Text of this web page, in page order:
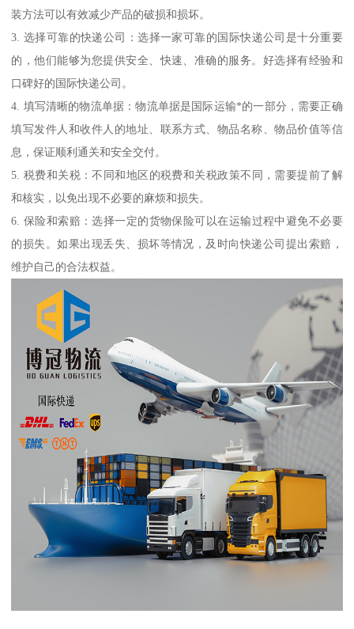
装方法可以有效减少产品的破损和损坏。
3. 选择可靠的快递公司：选择一家可靠的国际快递公司是十分重要
的，他们能够为您提供安全、快速、准确的服务。好选择有经验和
口碑好的国际快递公司。
4. 填写清晰的物流单据：物流单据是国际运输*的一部分，需要正确
填写发件人和收件人的地址、联系方式、物品名称、物品价值等信
息，保证顺利通关和安全交付。
5. 税费和关税：不同和地区的税费和关税政策不同，需要提前了解
和核实，以免出现不必要的麻烦和损失。
6. 保险和索赔：选择一定的货物保险可以在运输过程中避免不必要
的损失。如果出现丢失、损坏等情况，及时向快递公司提出索赔，
维护自己的合法权益。